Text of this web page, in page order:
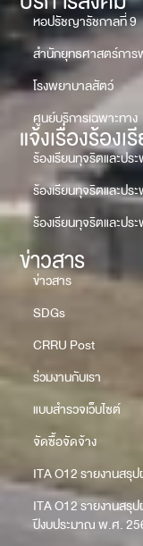
หอปรัชญารัชกาลที่ 9
สำนักยุทธศาสตร์การ
โรงพยาบาลสัตว์
ศูนย์บริการเฉพาะทาง
แจ้งเรื่องร้อง
ร้องเรียนทุจริตและป
ร้องเรียนทุจริตและป
ร้องเรียนทุจริตและป
ข่าวสาร
ข่าวสาร
SDGs
CRRU Post
ร่วมงานกับเรา
แบบสำรวจเว็บไซต์
จัดซื้อจัดจ้าง
ITA O12 รายงานส
ITA O12 รายงานสรุ
ปีงบประมาณ พ.ศ.